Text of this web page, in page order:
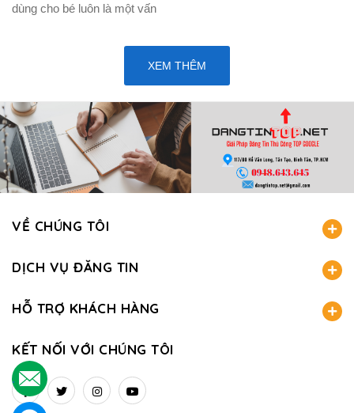
dùng cho bé luôn là một vấn
XEM THÊM
VỀ CHÚNG TÔI
DỊCH VỤ ĐĂNG TIN
HỖ TRỢ KHÁCH HÀNG
KẾT NỐI VỚI CHÚNG TÔI
.